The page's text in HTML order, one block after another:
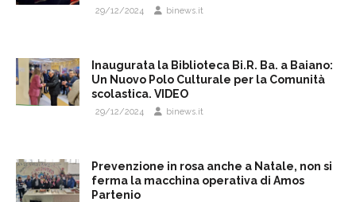
29/12/2024 binews.it
Inaugurata la Biblioteca Bi.R. Ba. a Baiano:
Un Nuovo Polo Culturale per la Comunità
scolastica. VIDEO
29/12/2024 binews.it
Prevenzione in rosa anche a Natale, non si
ferma la macchina operativa di Amos
Partenio